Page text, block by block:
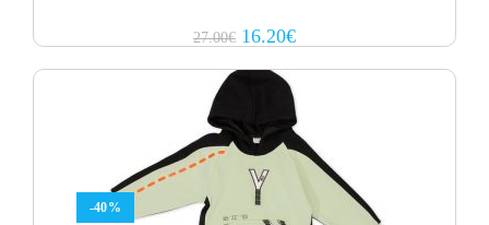
27.00€ Original
price
27.00€.
16.20€Current
price
-40%